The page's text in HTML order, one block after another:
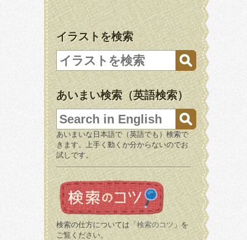
イラストを検索
あいまい検索（英語検索）
あいまいな日本語で（英語でも）検索で
きます。上手く動くか分からないのでお
試しです。
検索の仕方については「 検索のコツ 」を
ご覧ください。